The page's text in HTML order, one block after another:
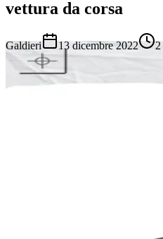
vettura da corsa
Galdieri 13 dicembre 2022 2